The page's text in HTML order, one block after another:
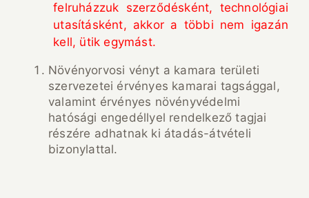
felruházzuk szerződésként, technológiai
utasításként, akkor a többi nem igazán
kell, ütik egymást.
Növényorvosi vényt a kamara területi
szervezetei érvényes kamarai tagsággal,
valamint érvényes növényvédelmi
hatósági engedéllyel rendelkező tagjai
részére adhatnak ki átadás-átvételi
bizonylattal.